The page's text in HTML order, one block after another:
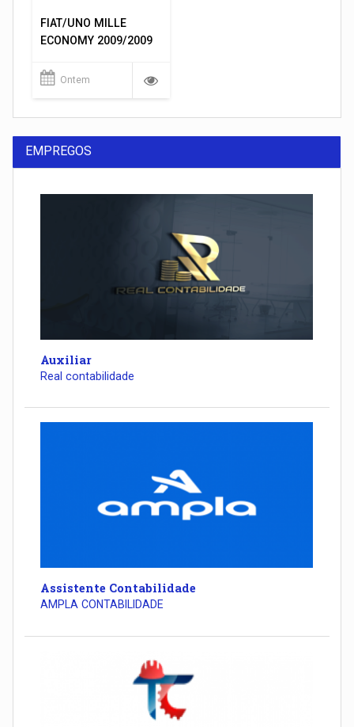
FIAT/UNO MILLE
ECONOMY 2009/2009
Ontem
EMPREGOS
Auxiliar
Real contabilidade
Assistente Contabilidade
AMPLA CONTABILIDADE